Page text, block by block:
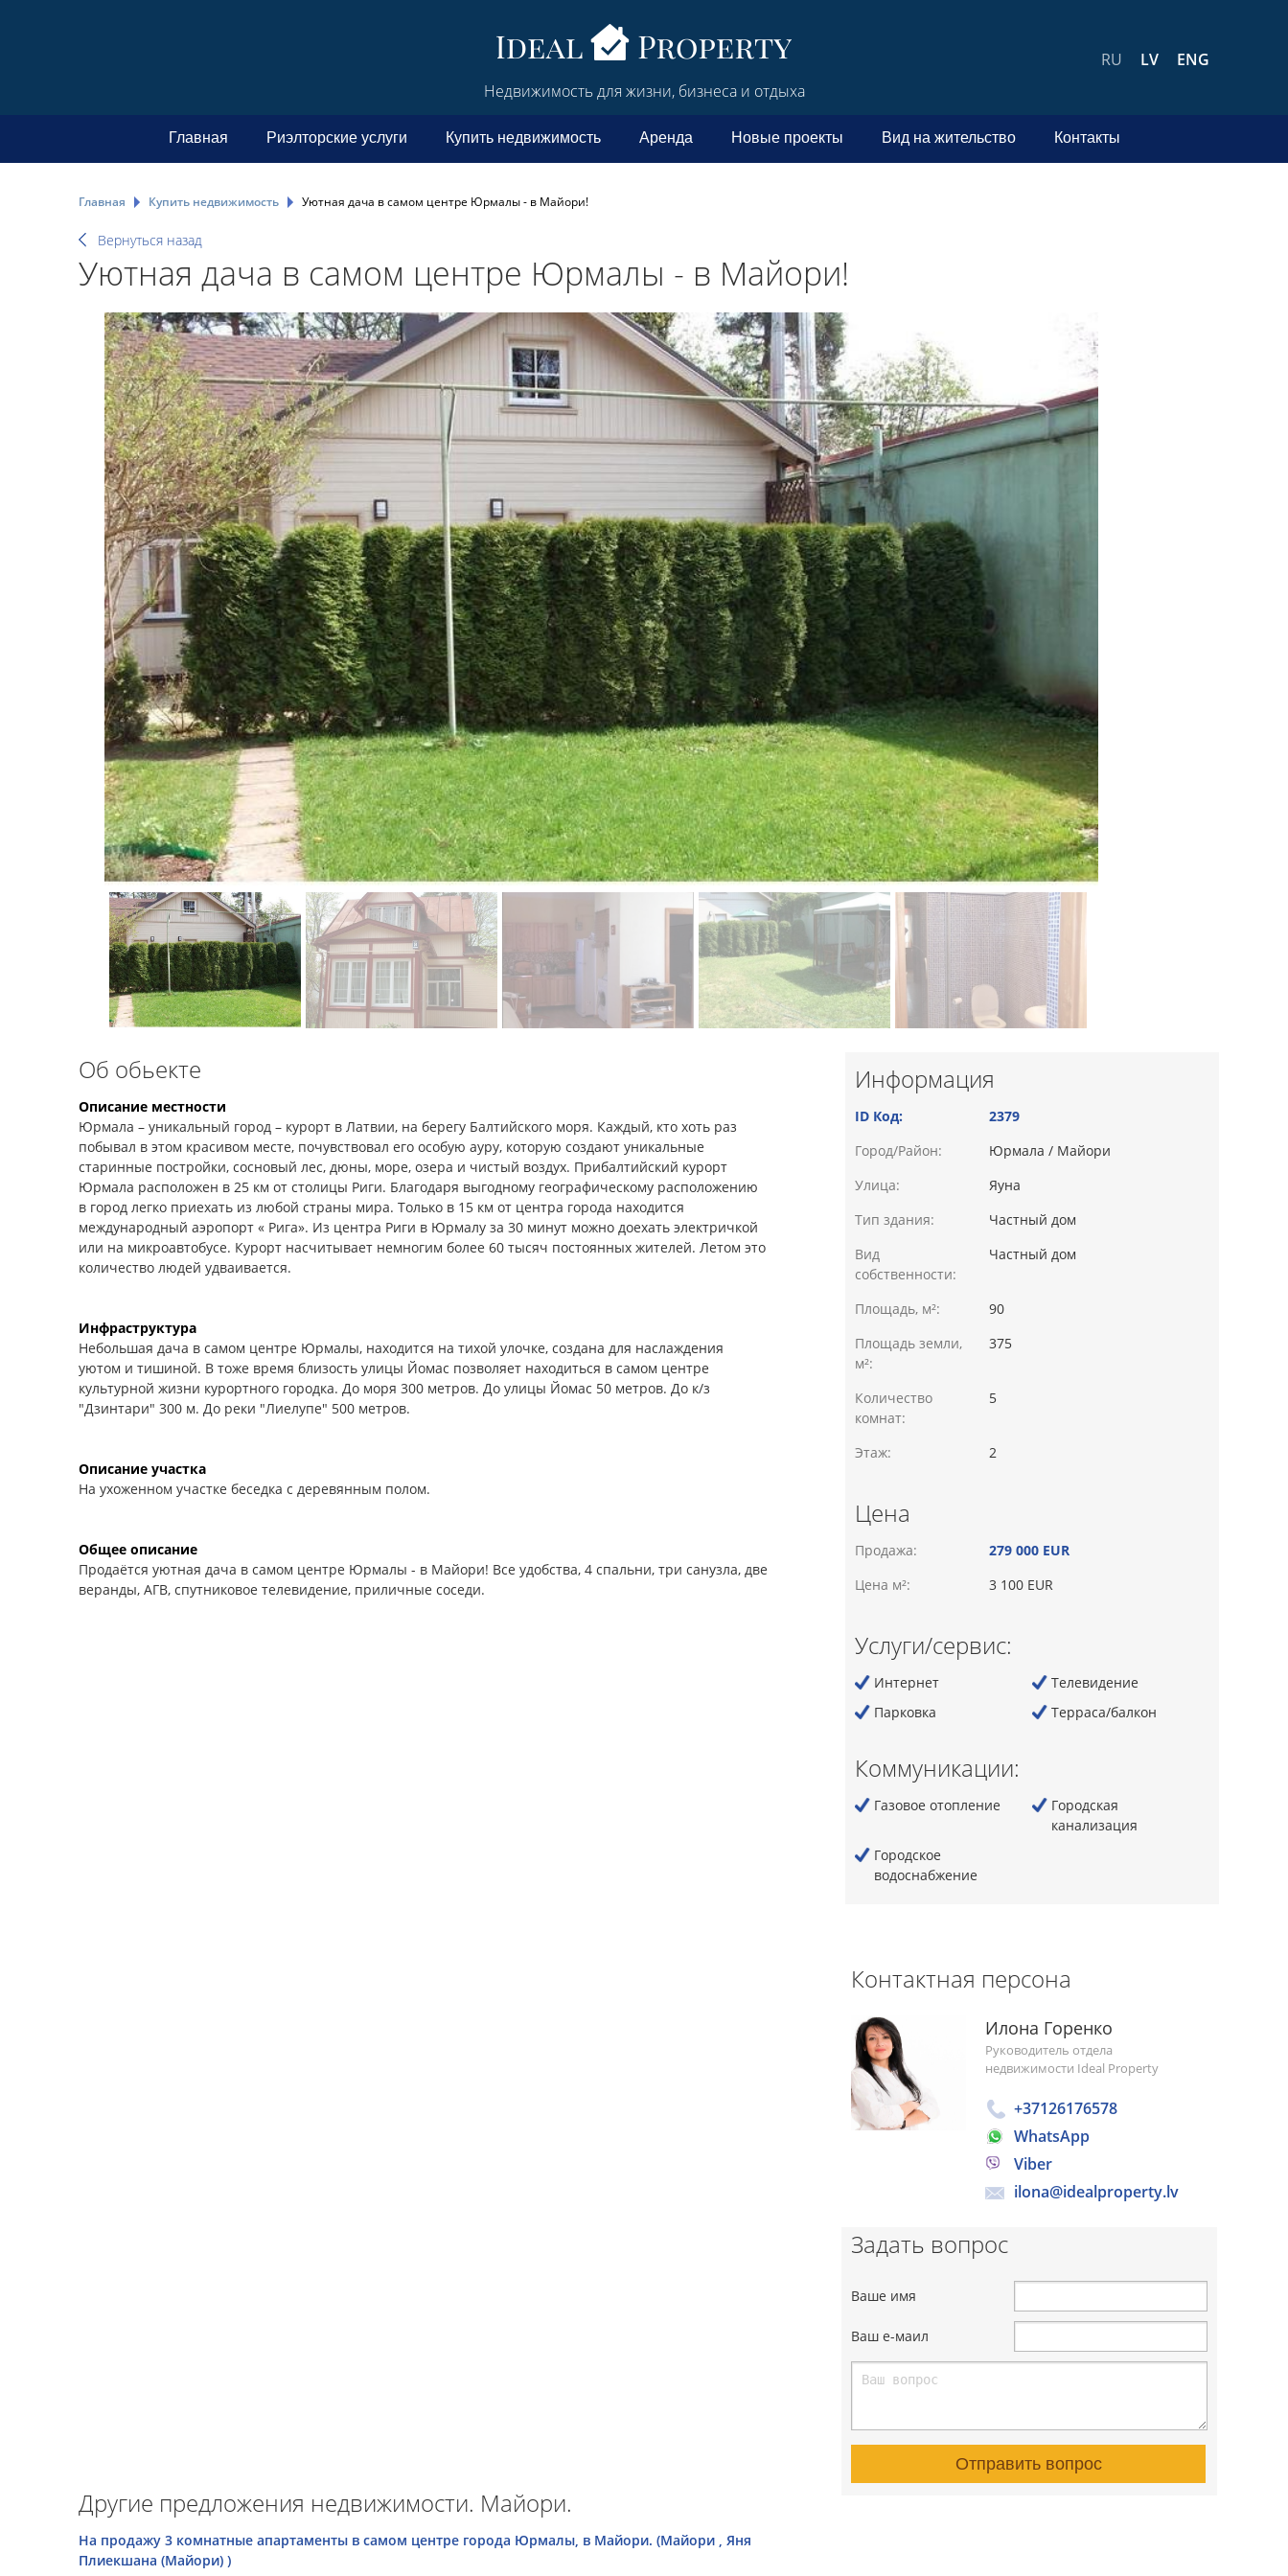
Недвижимость для жизни, бизнеса и отдыха
RU LV ENG
Главная Риэлторские услуги Купить недвижимость Аренда Новые проекты Вид на жительство Контакты
Главная Купить недвижимость Уютная дача в самом центре Юрмалы - в Майори!
Вернуться назад
Уютная дача в самом центре Юрмалы - в Майори!
Об обьекте
Описание местности
Юрмала – уникальный город – курорт в Латвии, на берегу Балтийского моря. Каждый, кто хоть раз
побывал в этом красивом месте, почувствовал его особую ауру, которую создают уникальные
старинные постройки, сосновый лес, дюны, море, озера и чистый воздух. Прибалтийский курорт
Юрмала расположен в 25 км от столицы Риги. Благодаря выгодному географическому расположению
в город легко приехать из любой страны мира. Только в 15 км от центра города находится
международный аэропорт « Рига». Из центра Риги в Юрмалу за 30 минут можно доехать электричкой
или на микроавтобусе. Курорт насчитывает немногим более 60 тысяч постоянных жителей. Летом это
количество людей удваивается.
Инфраструктура
Небольшая дача в самом центре Юрмалы, находится на тихой улочке, создана для наслаждения
уютом и тишиной. В тоже время близость улицы Йомас позволяет находиться в самом центре
культурной жизни курортного городка. До моря 300 метров. До улицы Йомас 50 метров. До к/з
"Дзинтари" 300 м. До реки "Лиелупе" 500 метров.
Описание участка
На ухоженном участке беседка с деревянным полом.
Общее описание
Продаётся уютная дача в самом центре Юрмалы - в Майори! Все удобства, 4 спальни, три санузла, две
веранды, АГВ, спутниковое телевидение, приличные соседи.
Информация
ID Код:
2379
Город/Район:
Юрмала / Майори
Улица:
Яуна
Тип здания:
Частный дом
Вид
собственности:
Частный дом
Площадь, м²:
90
Площадь земли,
м²:
375
Количество
комнат:
5
Этаж: 2
Цена
Продажа:
279 000 EUR
Цена м²:
3 100 EUR
Услуги/сервис:
Интернет
Телевидение
Парковка
Терраса/балкон
Коммуникации:
Газовое отопление
Городская
канализация
Городскoe
водоснабжение
Контактная персона
Илона Горенко
Руководитель отдела
недвижимости Ideal Property
+37126176578
WhatsApp
Viber
ilona@idealproperty.lv
Задать вопрос
Ваше имя
Ваш е-маил
Отправить вопрос
Другие предложения недвижимости. Майори.
На продажу 3 комнатные апартаменты в самом центре города Юрмалы, в Майори. (Майори , Яня
Плиекшана (Майори) )